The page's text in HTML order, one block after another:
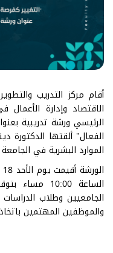
أقام مركز التدريب
الاقتصاد وإدارة الأعمال
الرئيسي ورشة تدريبية
الفعال" ألقتها
الموارد البشرية في
الساعة
الجامعيين وطلاب الدراسات
والموظفين المهتمين